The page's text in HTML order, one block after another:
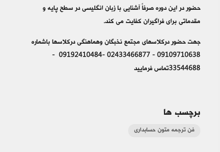
حضور در این دوره صرفاً آشنایی با زبان انگلیسی در سطح پایه و
مقدماتی برای فراگیران کفایت می کند.
جهت حضور درکلاسهای مجتمع نخبگان وهماهنگی درکلاسها باشماره
09109710638 - 02433466877 -09192410484 -
33544688تماس فرمایید
برچسب ها
فن ترجمه متون حسابداری